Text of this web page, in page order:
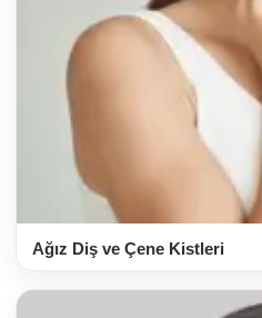
Ağız Diş ve Çene Kistleri